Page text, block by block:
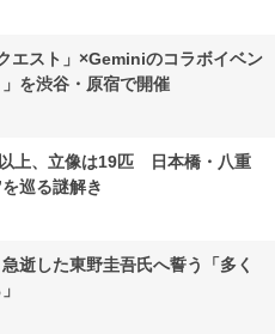
エスト」×Geminiのコラボイベン
を渋谷・原宿で開催
上、立像は19匹 日本橋・八重
巡る謎解き
逝した東野圭吾氏へ誓う「多く